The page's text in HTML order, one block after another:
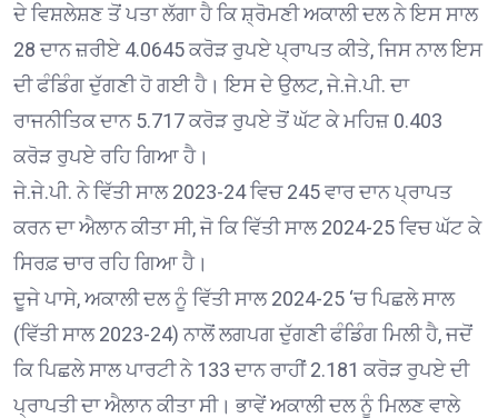
ਦੇ ਵਿਸ਼ਲੇਸ਼ਣ ਤੋਂ ਪਤਾ ਲੱਗਾ ਹੈ ਕਿ ਸ਼੍ਰੋਮਣੀ ਅਕਾਲੀ ਦਲ ਨੇ ਇਸ ਸਾਲ
28 ਦਾਨ ਜ਼ਰੀਏ 4.0645 ਕਰੋੜ ਰੁਪਏ ਪ੍ਰਾਪਤ ਕੀਤੇ, ਜਿਸ ਨਾਲ ਇਸ
ਦੀ ਫੰਡਿੰਗ ਦੁੱਗਣੀ ਹੋ ਗਈ ਹੈ। ਇਸ ਦੇ ਉਲਟ, ਜੇ.ਜੇ.ਪੀ. ਦਾ
ਰਾਜਨੀਤਿਕ ਦਾਨ 5.717 ਕਰੋੜ ਰੁਪਏ ਤੋਂ ਘੱਟ ਕੇ ਮਹਿਜ਼ 0.403
ਕਰੋੜ ਰੁਪਏ ਰਹਿ ਗਿਆ ਹੈ।
ਜੇ.ਜੇ.ਪੀ. ਨੇ ਵਿੱਤੀ ਸਾਲ 2023-24 ਵਿਚ 245 ਵਾਰ ਦਾਨ ਪ੍ਰਾਪਤ
ਕਰਨ ਦਾ ਐਲਾਨ ਕੀਤਾ ਸੀ, ਜੋ ਕਿ ਵਿੱਤੀ ਸਾਲ 2024-25 ਵਿਚ ਘੱਟ ਕੇ
ਸਿਰਫ਼ ਚਾਰ ਰਹਿ ਗਿਆ ਹੈ।
ਦੂਜੇ ਪਾਸੇ, ਅਕਾਲੀ ਦਲ ਨੂੰ ਵਿੱਤੀ ਸਾਲ 2024-25 ‘ਚ ਪਿਛਲੇ ਸਾਲ
(ਵਿੱਤੀ ਸਾਲ 2023-24) ਨਾਲੋਂ ਲਗਪਗ ਦੁੱਗਣੀ ਫੰਡਿੰਗ ਮਿਲੀ ਹੈ, ਜਦੋਂ
ਕਿ ਪਿਛਲੇ ਸਾਲ ਪਾਰਟੀ ਨੇ 133 ਦਾਨ ਰਾਹੀਂ 2.181 ਕਰੋੜ ਰੁਪਏ ਦੀ
ਪ੍ਰਾਪਤੀ ਦਾ ਐਲਾਨ ਕੀਤਾ ਸੀ। ਭਾਵੇਂ ਅਕਾਲੀ ਦਲ ਨੂੰ ਮਿਲਣ ਵਾਲੇ